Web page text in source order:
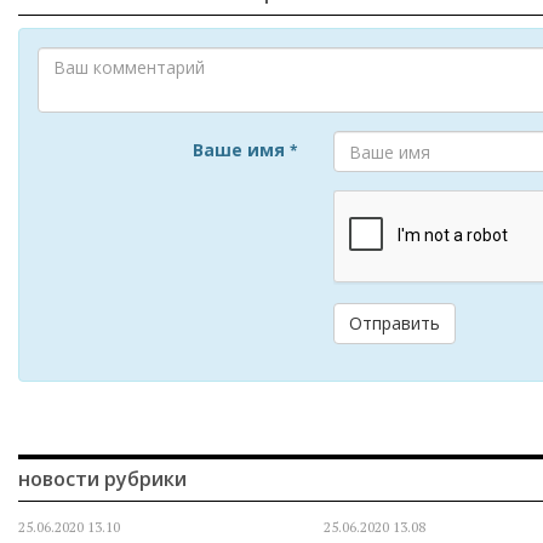
Ваше имя *
Отправить
новости рубрики
25.06.2020 13.10 25.06.2020 13.08